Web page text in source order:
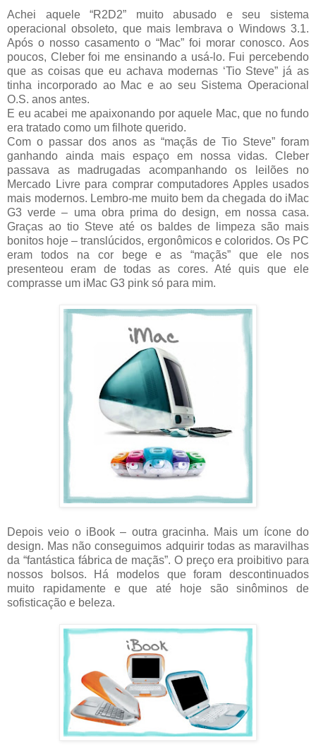
Achei aquele “R2D2” muito abusado e seu sistema
operacional obsoleto, que mais lembrava o Windows 3.1.
Após o nosso casamento o “Mac” foi morar conosco. Aos
poucos, Cleber foi me ensinando a usá-lo. Fui percebendo
que as coisas que eu achava modernas ‘Tio Steve” já as
tinha incorporado ao Mac e ao seu Sistema Operacional
O.S. anos antes.
E eu acabei me apaixonando por aquele Mac, que no fundo
era tratado como um filhote querido.
Com o passar dos anos as “maçãs de Tio Steve” foram
ganhando ainda mais espaço em nossa vidas. Cleber
passava as madrugadas acompanhando os leilões no
Mercado Livre para comprar computadores Apples usados
mais modernos. Lembro-me muito bem da chegada do iMac
G3 verde – uma obra prima do design, em nossa casa.
Graças ao tio Steve até os baldes de limpeza são mais
bonitos hoje – translúcidos, ergonômicos e coloridos. Os PC
eram todos na cor bege e as “maçãs” que ele nos
presenteou eram de todas as cores. Até quis que ele
comprasse um iMac G3 pink só para mim.
Depois veio o iBook – outra gracinha. Mais um ícone do
design. Mas não conseguimos adquirir todas as maravilhas
da “fantástica fábrica de maçãs”. O preço era proibitivo para
nossos bolsos. Há modelos que foram descontinuados
muito rapidamente e que até hoje são sinôminos de
sofisticação e beleza.